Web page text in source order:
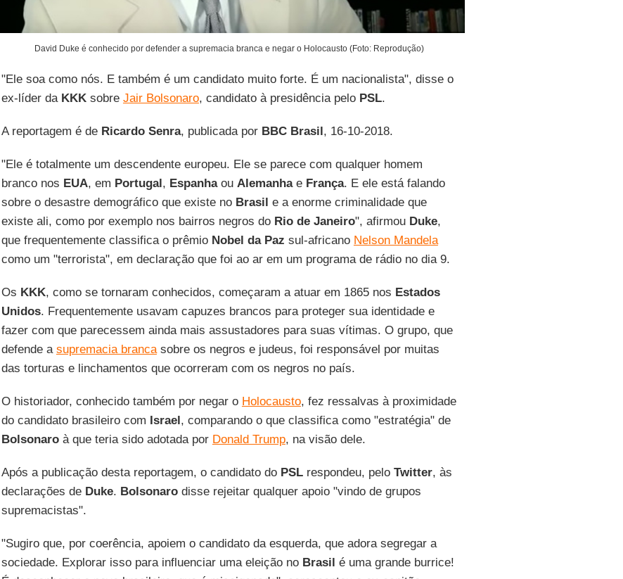
David Duke é conhecido por defender a supremacia branca e negar o Holocausto (Foto: Reprodução)
"Ele soa como nós. E também é um candidato muito forte. É um nacionalista", disse o
ex-líder da KKKsobre Jair Bolsonaro, candidato à presidência pelo PSL.
A reportagem é de Ricardo Senra, publicada porBBC Brasil, 16-10-2018.
"Ele é totalmente um descendente europeu. Ele se parece com qualquer homem
branco nos EUA, em Portugal, Espanhaou Alemanhae França. E ele está falando
sobre o desastre demográfico que existe no Brasil e a enorme criminalidade que
existe ali, como por exemplo nos bairros negros do Rio de Janeiro", afirmou Duke,
que frequentemente classifica o prêmio Nobel da Paz sul-africano Nelson Mandela
como um "terrorista", em declaração que foi ao ar em um programa de rádio no dia 9.
Os KKK, como se tornaram conhecidos, começaram a atuar em 1865 nos Estados
Unidos. Frequentemente usavam capuzes brancos para proteger sua identidade e
fazer com que parecessem ainda mais assustadores para suas vítimas. O grupo, que
defende a supremacia brancasobre os negros e judeus, foi responsável por muitas
das torturas e linchamentos que ocorreram com os negros no país.
O historiador, conhecido também por negar o Holocausto, fez ressalvas à proximidade
do candidato brasileiro com Israel, comparando o que classifica como "estratégia" de
Bolsonaroà que teria sido adotada por Donald Trump, na visão dele.
Após a publicação desta reportagem, o candidato do PSLrespondeu, pelo Twitter, às
declarações de Duke. Bolsonarodisse rejeitar qualquer apoio "vindo de grupos
supremacistas".
"Sugiro que, por coerência, apoiem o candidato da esquerda, que adora segregar a
sociedade. Explorar isso para influenciar uma eleição no Brasil é uma grande burrice!